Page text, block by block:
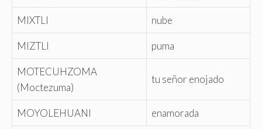
MIXTLI nube
MIZTLI puma
MOTECUHZOMA
(Moctezuma)
tu señor enojado
MOYOLEHUANI enamorada